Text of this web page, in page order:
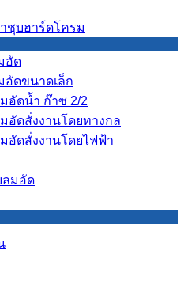
ชุบฮาร์ดโครม
อัด
ดขนาดเล็ก
อัดน้ำ ก๊าซ 2/2
อัดสั่งงานโดยทางกล
อัดสั่งงานโดยไฟฟ้า
ลมอัด